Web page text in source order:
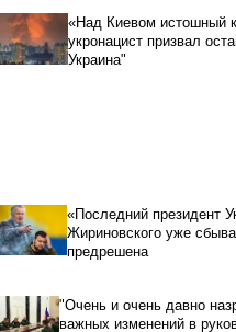
«Над Киевом истошный
укронацист призвал
Украина"
«Последний президент
Жириновского уже
предрешена
"Очень и очень давно
важных изменений в